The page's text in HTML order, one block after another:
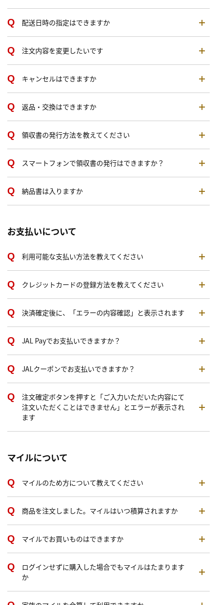
配送日時の指定はできますか
注文内容を変更したいです
キャンセルはできますか
返品・交換はできますか
領収書の発行方法を教えてください
スマートフォンで領収書の発行はできますか？
納品書は入りますか
お支払いについて
利用可能な支払い方法を教えてください
クレジットカードの登録方法を教えてください
決済確定後に、「エラーの内容確認」と表示されます
JAL Payでお支払いできますか？
JALクーポンでお支払いできますか？
注文確定ボタンを押すと「ご入力いただいた内容にて
注文いただくことはできません」とエラーが表示され
ます
マイルについて
マイルのため方について教えてください
商品を注文しました。マイルはいつ積算されますか
マイルでお買いものはできますか
ログインせずに購入した場合でもマイルはたまります
か